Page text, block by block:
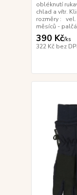
obléknutí
chlad a vítr.
rozměry :
měsíců -
390 Kč/ks
322 Kč bez